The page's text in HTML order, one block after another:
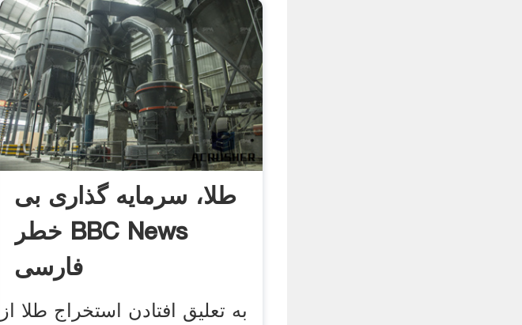
طلا، سرمایه گذاری بی
خطر BBC News
فارسی
به تعلیق افتادن استخراج طلا از